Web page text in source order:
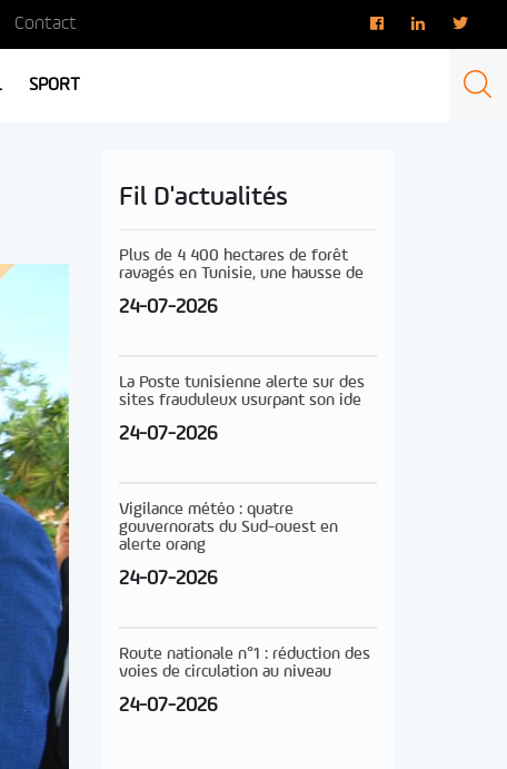
Contact
SPORT
Fil D'actualités
Plus de 4 400 hectares de forêt
ravagés en Tunisie, une hausse de
24-07-2026
La Poste tunisienne alerte sur des
sites frauduleux usurpant son ide
24-07-2026
Vigilance météo : quatre
gouvernorats du Sud-ouest en
alerte orang
24-07-2026
Route nationale n°1 : réduction des
voies de circulation au niveau
24-07-2026